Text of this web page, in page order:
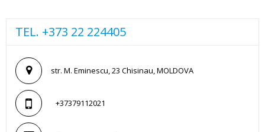
TEL. +373 22 224405
str. M. Eminescu, 23 Chisinau, MOLDOVA
+37379112021